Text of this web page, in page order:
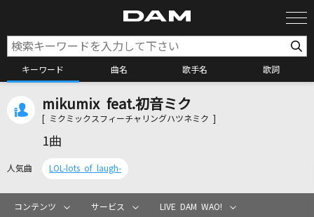
キーワード 曲名 歌手名 歌詞
カラオケ検索
カラオケリクエスト
mikumix feat.初音ミク
[ ミクミックスフィーチャリングハツネミク ]
1曲
人気曲 LOL-lots of laugh-
コンテンツ サービス LIVE DAM WAO!